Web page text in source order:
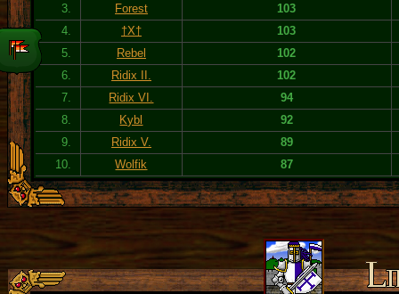
3.
Forest
103
4.
†X†
103
5.
Rebel
102
6.
Ridix II.
102
7.
Ridix VI.
94
8.
Kybl
92
9.
Ridix V.
89
10.
Wolfik 87